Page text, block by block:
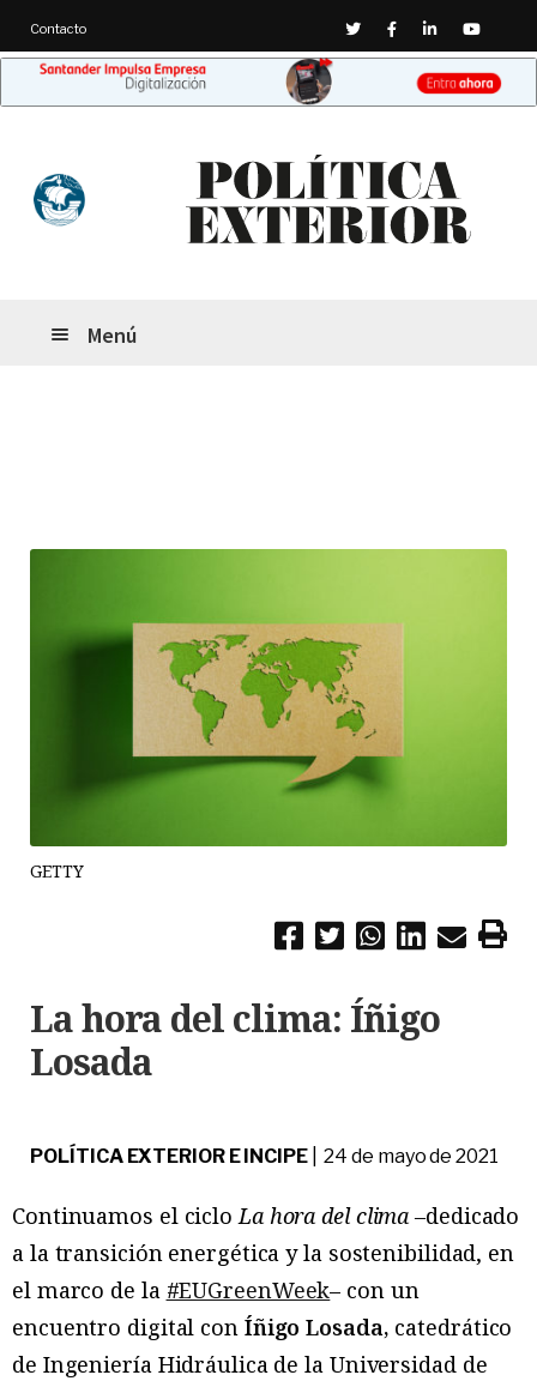
Contacto
Menú
GETTY
La hora del clima: Íñigo
Losada
POLÍTICA EXTERIOR E INCIPE| 24 de mayo de 2021
Continuamos el cicloLa hora del clima –dedicado
a la transición energética y la sostenibilidad, en
el marco de la #EUGreenWeek– con un
encuentro digital con Íñigo Losada, catedrático
de Ingeniería Hidráulica de la Universidad de